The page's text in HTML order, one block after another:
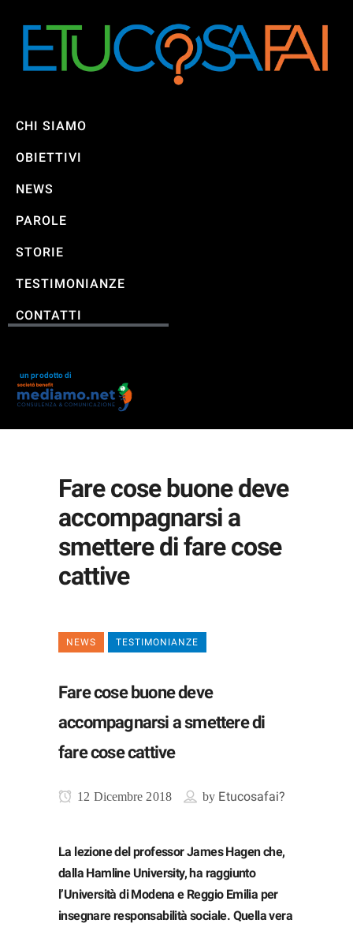
CHI SIAMO
OBIETTIVI
NEWS
PAROLE
STORIE
TESTIMONIANZE
CONTATTI
un prodotto di
Fare cose buone deve
accompagnarsi a
smettere di fare cose
cattive
NEWS TESTIMONIANZE
Fare cose buone deve
accompagnarsi a smettere di
fare cose cattive
12 Dicembre 2018 by Etucosafai?
La lezione del professor James Hagen che,
dalla Hamline University, ha raggiunto
l’Università di Modena e Reggio Emilia per
insegnare responsabilità sociale. Quella vera